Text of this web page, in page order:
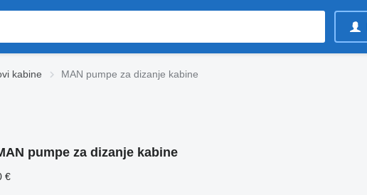
kabine MAN pumpe za dizanje kabine
pumpe za dizanje kabine
€